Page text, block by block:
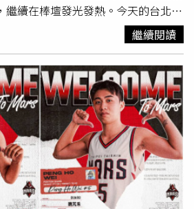
度遠離螢幕，讓孩子參與戶外活動
展的關鍵。」
繼續在棒壇發光發熱。今天的台北大
，因為大家都知道這是林智勝最後一
自己在受訪時也忍不住直喊：「最後
麼快，可不可以倒退回去。」還幽默
完，禮拜2再復出？」「大師兄」林
林禹融（中）與味全龍啦啦隊開場演
在今天的比賽前，林智勝的女兒林禹
啦啦隊們一同開場演出，又由哥哥林
賽揭開序幕。林智勝本人則在6局下
左外野牆外，為全場觀眾送上中職生
智勝我愛你」的歡呼聲中回到休息
後一舞」。本場比賽前由林智勝哥哥
繼續閱讀